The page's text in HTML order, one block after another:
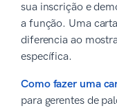
sua inscrição e
a função. Uma
diferencia ao
específica.
Como fazer uma
para gerentes de